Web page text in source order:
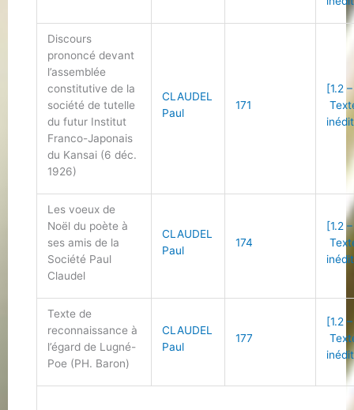
Discours
prononcé devant
l’assemblée
constitutive de la
société de tutelle
du futur Institut
Franco-Japonais
du Kansai (6 déc.
1926)
CLAUDEL
Paul
171
[1.2 –
Les voeux de
Noël du poète à
ses amis de la
Société Paul
Claudel
CLAUDEL
Paul
174
[1.2 –
Texte de
reconnaissance à
l’égard de Lugné-
Poe (PH. Baron)
CLAUDEL
Paul
177
[1.2 –